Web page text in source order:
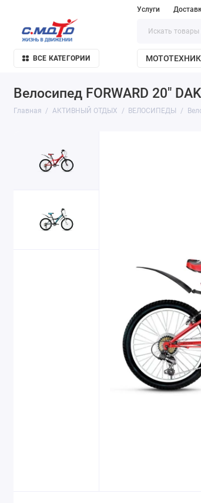
Услуги
ВСЕ КАТЕГОРИИ
Велосипед FORWARD 20"
Главная АКТИВНЫЙ ОТДЫХ ВЕЛОСИПЕДЫ